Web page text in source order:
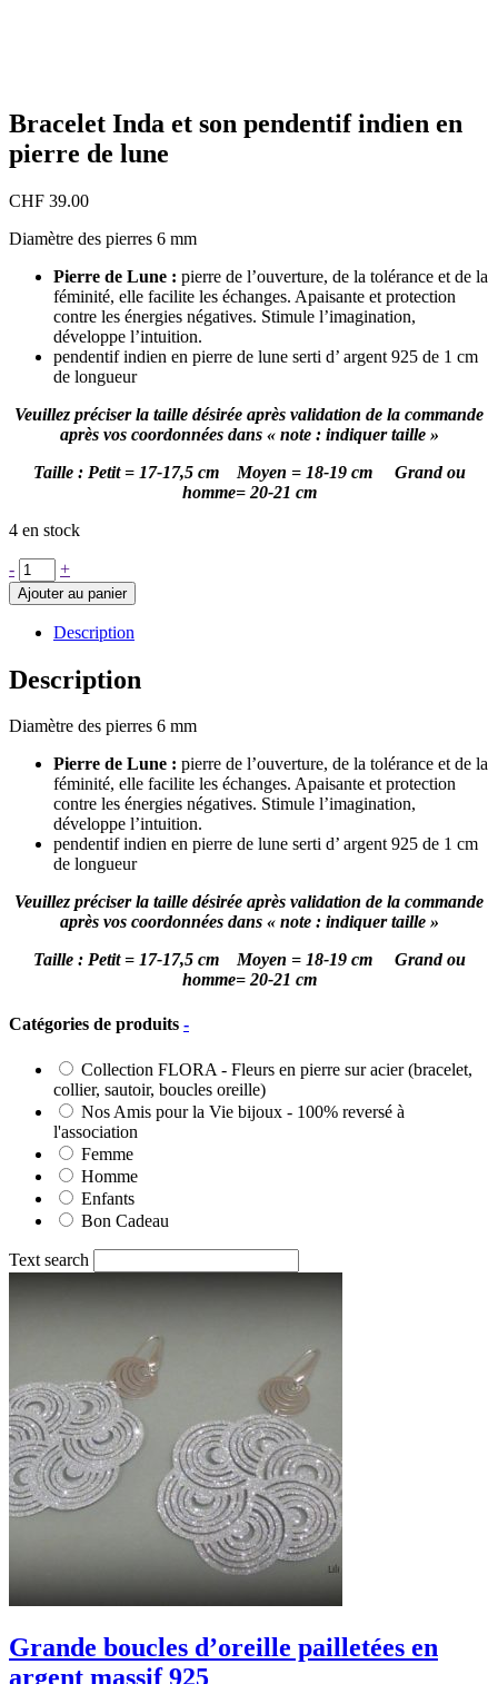
Bracelet Inda et son pendentif indien en
pierre de lune
CHF 39.00
Diamètre des pierres 6 mm
Pierre de Lune : pierre de l’ouverture, de la tolérance et de la
féminité, elle facilite les échanges. Apaisante et protection
contre les énergies négatives. Stimule l’imagination,
développe l’intuition.
pendentif indien en pierre de lune serti d’ argent 925 de 1 cm
de longueur
Veuillez préciser la taille désirée après validation de la commande
après vos coordonnées dans « note : indiquer taille »
Taille : Petit = 17-17,5 cm Moyen = 18-19 cm Grand ou
homme= 20-21 cm
4 en stock
- quantité
de
Bracelet
Inda
son
pendentif
en
+
Ajouter au panier
Description
Description
Diamètre des pierres 6 mm
Pierre de Lune : pierre de l’ouverture, de la tolérance et de la
féminité, elle facilite les échanges. Apaisante et protection
contre les énergies négatives. Stimule l’imagination,
développe l’intuition.
pendentif indien en pierre de lune serti d’ argent 925 de 1 cm
de longueur
Veuillez préciser la taille désirée après validation de la commande
après vos coordonnées dans « note : indiquer taille »
Taille : Petit = 17-17,5 cm Moyen = 18-19 cm Grand ou
homme= 20-21 cm
Catégories de produits -
Collection FLORA - Fleurs en pierre sur acier (bracelet,
collier, sautoir, boucles oreille)
Nos Amis pour la Vie bijoux - 100% reversé à
l'association
Femme
Homme
Enfants
Bon Cadeau
Text search
Grande boucles d’oreille pailletées en
argent massif 925